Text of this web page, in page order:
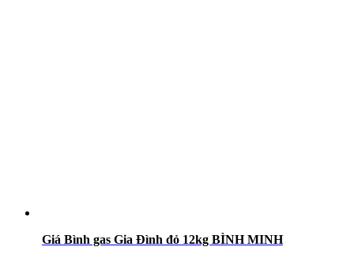
Giá Bình gas Gia Đình đỏ 12kg BÌNH MINH